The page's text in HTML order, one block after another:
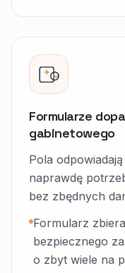
Formularze
gabinetowego
Pola
naprawdę
bez zbędnych
Formularz
bezpiecznego
o zbyt wiele na